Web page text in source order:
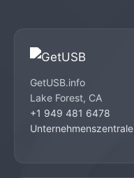
GetUSB.info
Lake Forest, CA
+1 949 481 6478
Unternehmenszentrale